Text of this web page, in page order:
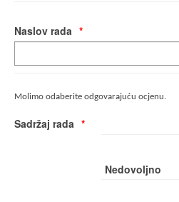
Naslov rada
Molimo odaberite odgovarajuću ocjenu.
Sadržaj rada
Nedovoljno